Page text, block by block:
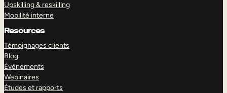
Upskilling & reskilling
Mobilité interne
Resources
Témoignages clients
Blog
Événements
Webinaires
Études et rapports